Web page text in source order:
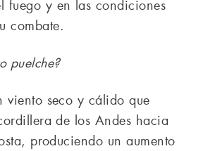
fuego y en las condiciones
combate.
puelche?
viento seco y cálido que
de los Andes hacia
produciendo un aumento